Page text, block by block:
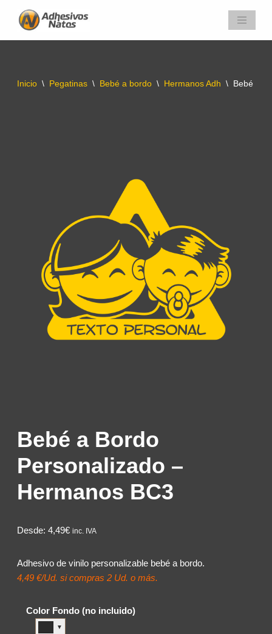
Saltar
Inicio \ Pegatinas \ Bebé a bordo \ Hermanos Adh \ Bebé a
Bebé a Bordo
Personalizado –
Hermanos BC3
Desde: 4,49€ inc. IVA
Adhesivo de vinilo personalizable bebé a bordo.
4,49 €/Ud. si compras 2 Ud. o más.
Color Fondo (no incluido)
▼